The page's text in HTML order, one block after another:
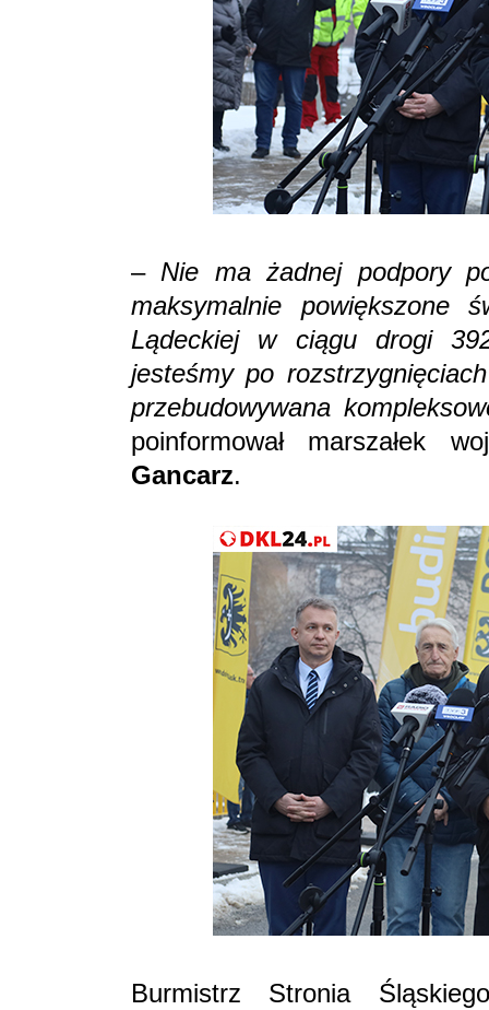
– Nie ma żadnej podpory
maksymalnie powiększone
Lądeckiej w ciągu drogi
jesteśmy po
przebudowywana
poinformował marszałek
Gancarz.
Burmistrz Stronia